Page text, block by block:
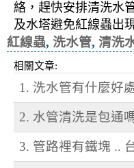
絡，趕快安排清洗水
及水塔避免紅線蟲出
紅線蟲, 洗水管, 清洗
相關文章:
1. 洗水管有什麼好
2. 水管清洗是包通
3. 管路裡有鐵塊 ..